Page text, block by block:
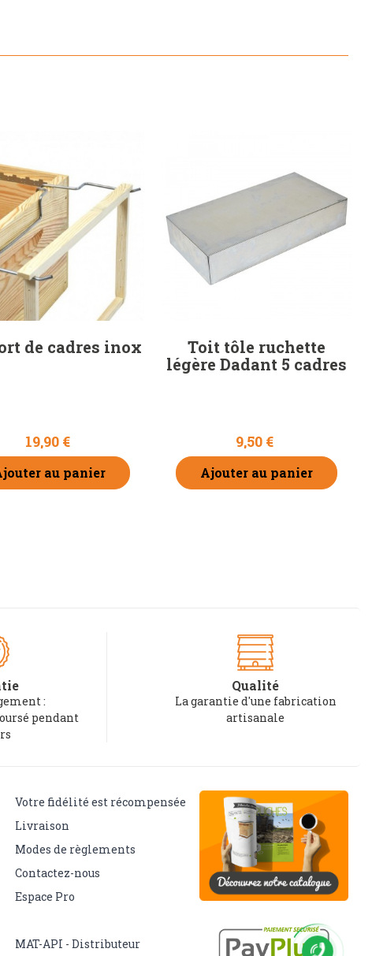
de cadres inox
19,90 €
au panier
Toit tôle ruchette
légère Dadant 5 cadres
9,50 €
Ajouter au panier
:
pendant
Qualité
La garantie d'une fabrication
artisanale
Votre fidélité est récompensée
Livraison
Modes de règlements
Contactez-nous
Espace Pro
MAT-API - Distributeur